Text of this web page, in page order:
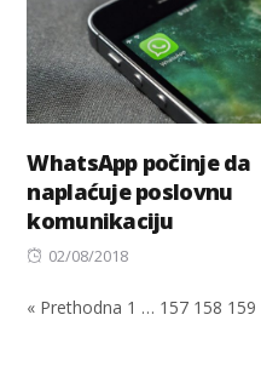
WhatsApp počinje da
naplaćuje poslovnu
komunikaciju
Posted
02/08/2018
« Prethodna 1 … 157 158 159